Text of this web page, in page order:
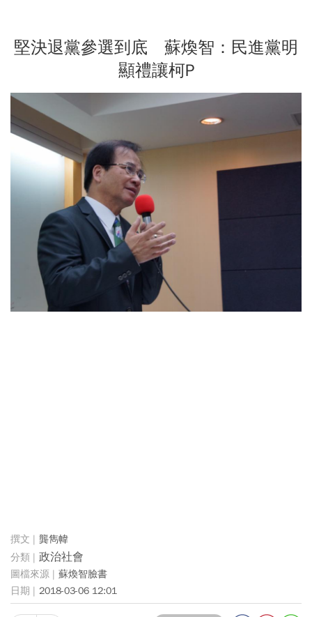
堅決退黨參選到底 蘇煥智：民進黨明
顯禮讓柯P
龔雋幃
政治社會
蘇煥智臉書
2018-03-06 12:01